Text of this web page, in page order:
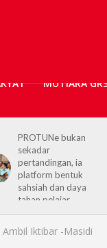
MUTIARA
Hajiji receives UK High
Commissioner,
reaffirms enduring
Sabah–UK ties
Ambil Iktibar -Masidi